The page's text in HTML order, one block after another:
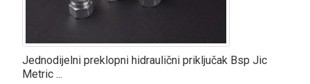
Jednodijelni preklopni hidraulični priključak Bsp Jic
Metric ...